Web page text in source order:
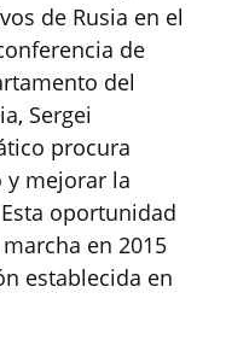
de Rusia en el
de
del
Sergei
procura
y mejorar la
oportunidad
en 2015
establecida en